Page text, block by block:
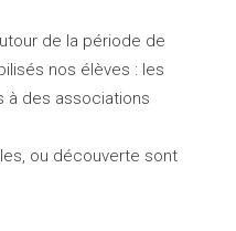
de la période de
nos élèves : les
à des associations
ou découverte sont